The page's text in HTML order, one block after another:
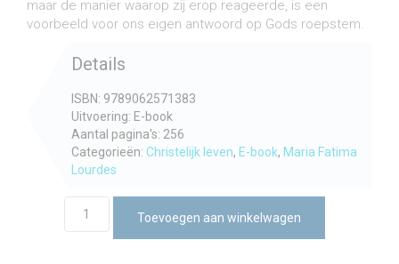
maar de manier waarop zij erop reageerde, is een
voorbeeld voor ons eigen antwoord op Gods roepstem.
Details
ISBN: 9789062571383
Uitvoering: E-book
Aantal pagina's: 256
Categorieën: Christelijk leven, E-book, Maria Fatima
Lourdes
Nazareth
Toevoegen aan winkelwagen